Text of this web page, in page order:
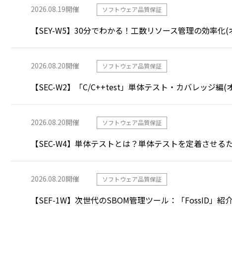
2026.08.19開催 ソフトウェア品質保証
【SEY-W5】30分でわかる！工数リソース管理の効率化
2026.08.20開催 ソフトウェア品質保証
【SEC-W2】「C/C++test」単体テスト・カバレッジ編(
2026.08.20開催 ソフトウェア品質保証
【SEC-W4】単体テストとは？単体テストを定着させ
2026.08.20開催 ソフトウェア品質保証
【SEF-1W】次世代のSBOM管理ツール：「FossID」紹